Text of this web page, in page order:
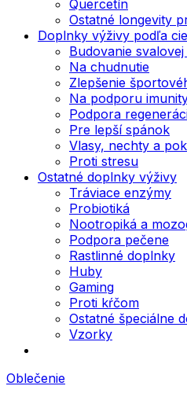
Quercetín
Ostatné longevity
Doplnky výživy podľa
Budovanie
Na chudnutie
Zlepšenie
Na podporu
Podpora
Pre lepší spánok
Vlasy, nechty a
Proti stresu
Ostatné doplnky výživy
Tráviace enzýmy
Probiotiká
Nootropiká a
Podpora pečene
Rastlinné doplnky
Huby
Gaming
Proti kŕčom
Ostatné špeciálne
Vzorky
Oblečenie